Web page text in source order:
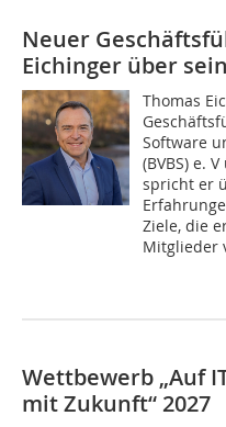
Neuer
Eichinger über
Thomas
Software
(BVBS) e.
spricht er
Ziele, die
Mitglieder
Wettbewerb „Auf
mit Zukunft“ 2027